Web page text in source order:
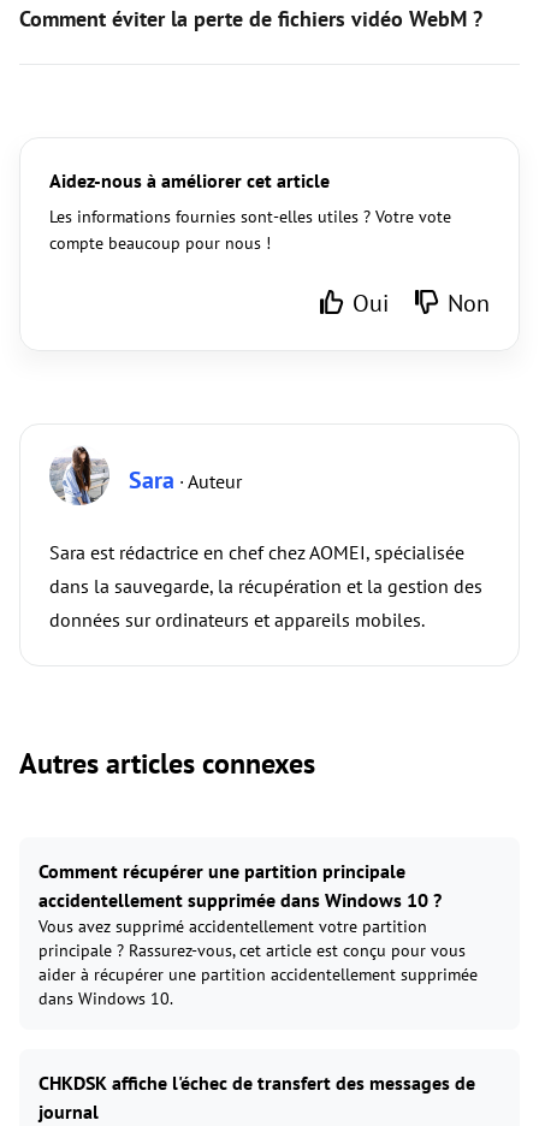
Comment éviter la perte de fichiers vidéo WebM ?
Aidez-nous à améliorer cet article
Les informations fournies sont-elles utiles ? Votre vote
compte beaucoup pour nous !
Oui Non
Sara · Auteur
Sara est rédactrice en chef chez AOMEI, spécialisée
dans la sauvegarde, la récupération et la gestion des
données sur ordinateurs et appareils mobiles.
Autres articles connexes
Comment récupérer une partition principale
accidentellement supprimée dans Windows 10 ?
Vous avez supprimé accidentellement votre partition
principale ? Rassurez-vous, cet article est conçu pour vous
aider à récupérer une partition accidentellement supprimée
dans Windows 10.
CHKDSK affiche l'échec de transfert des messages de
journal